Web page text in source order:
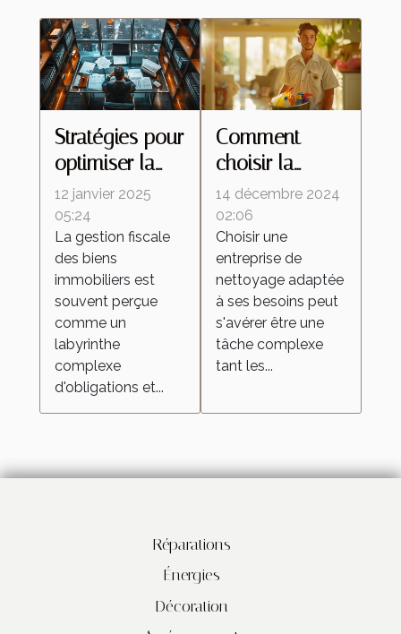
Stratégies pour
optimiser la
fiscalité de vos
biens
immobiliers
12 janvier 2025
05:24
La gestion fiscale
des biens
immobiliers est
souvent perçue
comme un
labyrinthe
complexe
d'obligations et...
Comment
choisir la
meilleure
entreprise de
nettoyage
pour vos
besoins
14 décembre 2024
02:06
Choisir une
entreprise de
nettoyage adaptée
à ses besoins peut
s'avérer être une
tâche complexe
tant les...
Réparations
Énergies
Décoration